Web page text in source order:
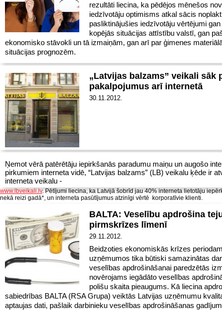
rezultāti liecina, ka pēdējos mēnešos
iedzīvotāju optimisms atkal sācis
pasliktinājušies iedzīvotāju vērtējumi gan
kopējās situācijas attīstību valstī, gan
ekonomisko stāvokli un tā izmaiņām, gan arī par ģimenes
situācijas prognozēm.
„Latvijas balzams” veikali sāk
pakalpojumus arī internetā
30.11.2012.
Ņemot vērā patērētāju iepirkšanās paradumu maiņu un augošo
pirkumiem interneta vidē, “Latvijas balzams” (LB) veikalu ķēde ir
interneta veikalu -
www.lbveikali.lv. Pētījumi liecina, ka Latvijā šobrīd jau 40% interneta lietotāju
nekā reizi gadā*, un interneta pasūtījumus atzinīgi vērtē korporatīvie klienti.
BALTA: Veselību apdrošina
pirmskrīzes līmenī
29.11.2012.
Beidzoties ekonomiskās krīzes
uzņēmumos tika būtiski samazinātas
veselības apdrošināšanai paredzētās
novērojams iegādāto veselības
polišu skaita pieaugums. Kā liecina
sabiedrības BALTA (RSA Grupa) veiktās Latvijas uzņēmumu
aptaujas dati, pašlaik darbinieku veselības apdrošināšanas